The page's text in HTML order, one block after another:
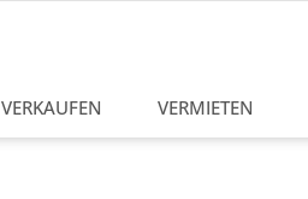
VERKAUFEN VERMIETEN